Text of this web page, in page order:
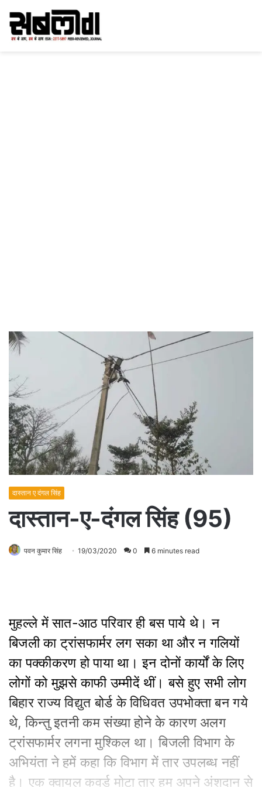
दास्तान ए दंगल सिंह
दास्तान-ए-दंगल सिंह (95)
पवन कुमार सिंह 19/03/2020 0 6 minutes read
मुहल्ले में सात-आठ परिवार ही बस पाये थे। न
बिजली का ट्रांसफार्मर लग सका था और न गलियों
का पक्कीकरण हो पाया था। इन दोनों कार्यों के लिए
लोगों को मुझसे काफी उम्मीदें थीं। बसे हुए सभी लोग
बिहार राज्य विद्युत बोर्ड के विधिवत उपभोक्ता बन गये
थे, किन्तु इतनी कम संख्या होने के कारण अलग
ट्रांसफार्मर लगना मुश्किल था। बिजली विभाग के
अभियंता ने हमें कहा कि विभाग में तार उपलब्ध नहीं
है। एक क्वायल कवर्ड मोटा तार हम अपने अंशदान से